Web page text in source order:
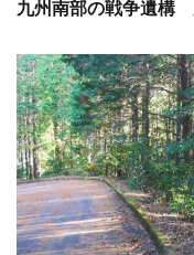
九州南部の戦争遺構